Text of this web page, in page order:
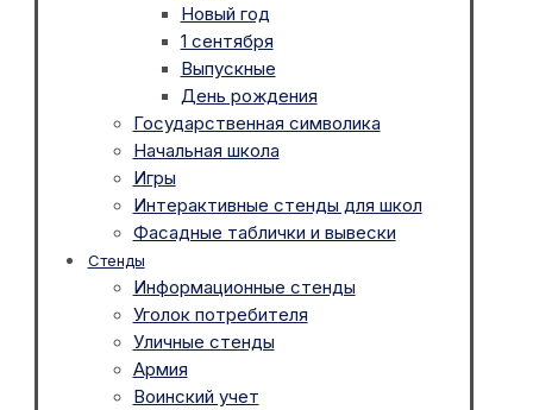
Новый год
1 сентября
Выпускные
День рождения
Государственная символика
Начальная школа
Игры
Интерактивные стенды для школ
Фасадные таблички и вывески
Стенды
Информационные стенды
Уголок потребителя
Уличные стенды
Армия
Воинский учет